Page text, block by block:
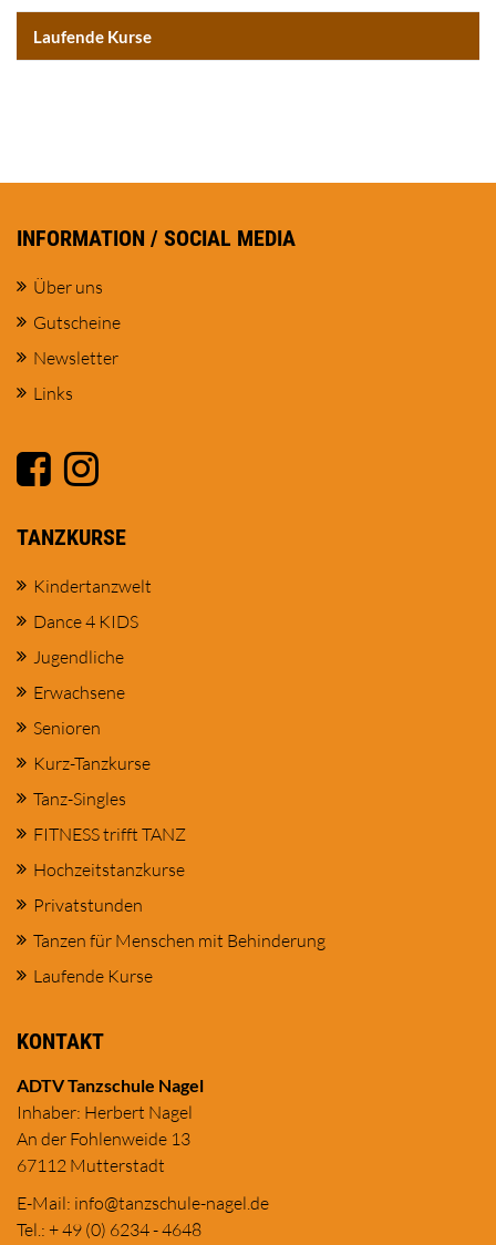
Laufende Kurse
INFORMATION / SOCIAL MEDIA
Über uns
Gutscheine
Newsletter
Links
TANZKURSE
Kindertanzwelt
Dance 4 KIDS
Jugendliche
Erwachsene
Senioren
Kurz-Tanzkurse
Tanz-Singles
FITNESS trifft TANZ
Hochzeitstanzkurse
Privatstunden
Tanzen für Menschen mit Behinderung
Laufende Kurse
KONTAKT
ADTV Tanzschule Nagel
Inhaber: Herbert Nagel
An der Fohlenweide 13
67112 Mutterstadt
E-Mail: info@tanzschule-nagel.de
Tel.: + 49 (0) 6234 - 4648